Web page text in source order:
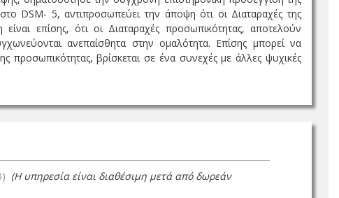
DSM- 5, αντιπροσωπεύει την άποψη ότι oι Διαταραχές της
επίσης, ότι οι Διαταραχές προσωπικότητας, αποτελούν
ανεπαίσθητα στην ομαλότητα. Επίσης μπορεί να
βρίσκεται σε ένα συνεχές με άλλες ψυχικές
(Η υπηρεσία είναι διαθέσιμη μετά από δωρεάν